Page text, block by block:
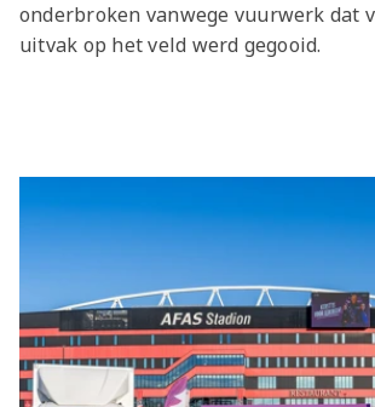
onderbroken vanwege vuurwerk dat
uitvak op het veld werd gegooid.